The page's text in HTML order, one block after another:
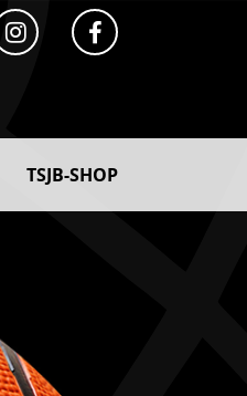
TSJB-SHOP